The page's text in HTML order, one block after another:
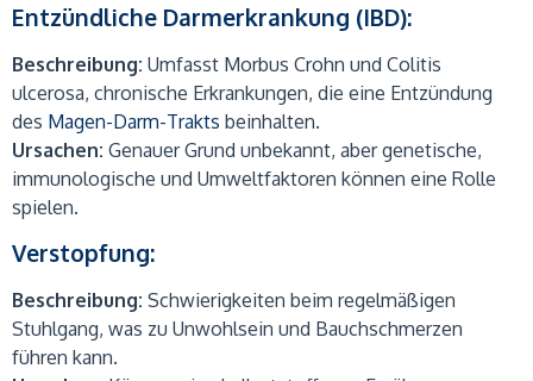
Entzündliche Darmerkrankung (IBD):
Beschreibung: Umfasst Morbus Crohn und Colitis
ulcerosa, chronische Erkrankungen, die eine Entzündung
des Magen-Darm-Trakts beinhalten.
Ursachen: Genauer Grund unbekannt, aber genetische,
immunologische und Umweltfaktoren können eine Rolle
spielen.
Verstopfung:
Beschreibung: Schwierigkeiten beim regelmäßigen
Stuhlgang, was zu Unwohlsein und Bauchschmerzen
führen kann.